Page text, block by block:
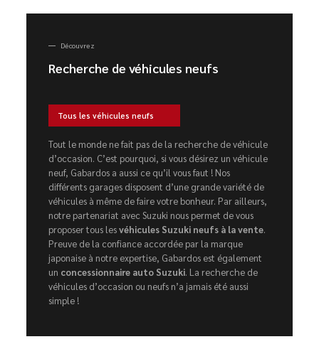
Découvrez
Recherche de véhicules neufs
Tous les véhicules neufs
Tout le monde ne fait pas de la recherche de véhicule
d’occasion. C’est pourquoi, si vous désirez un véhicule
neuf, Gabardos a aussi ce qu’il vous faut ! Nos
différents garages disposent d’une grande variété de
véhicules à même de faire votre bonheur. Par ailleurs,
notre partenariat avec Suzuki nous permet de vous
proposer tous lesvéhicules Suzuki neufs à la vente.
Preuve de la confiance accordée par la marque
japonaise à notre expertise, Gabardos est également
un concessionnaire auto Suzuki. La recherche de
véhicules d’occasion ou neufs n’a jamais été aussi
simple !